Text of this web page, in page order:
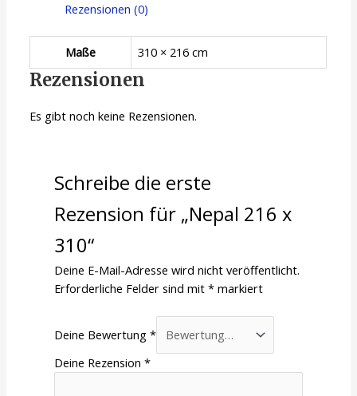
Rezensionen (0)
Maße 310 × 216 cm
Rezensionen
Es gibt noch keine Rezensionen.
Schreibe die erste
Rezension für „Nepal 216 x
310“
Deine E-Mail-Adresse wird nicht veröffentlicht.
Erforderliche Felder sind mit* markiert
Deine Bewertung*
Deine Rezension*